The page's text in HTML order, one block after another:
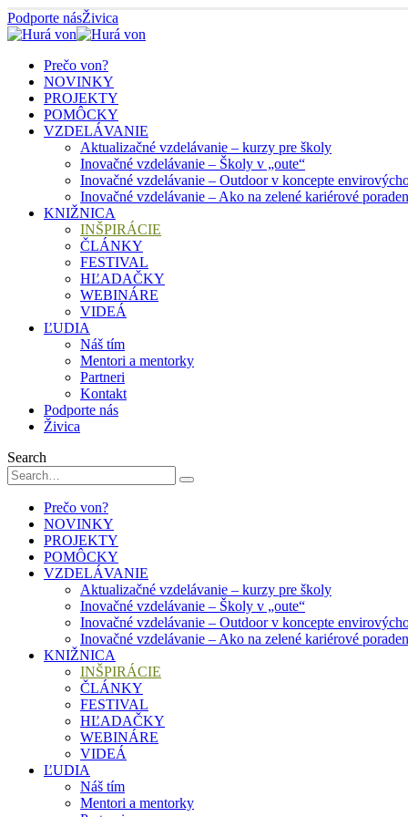
Podporte násŽivica
Prečo von?
NOVINKY
PROJEKTY
POMÔCKY
VZDELÁVANIE
Aktualizačné vzdelávanie – kurzy pre školy
Inovačné vzdelávanie – Školy v „oute“
Inovačné vzdelávanie – Outdoor v koncepte
Inovačné vzdelávanie – Ako na zelené kariérové
KNIŽNICA
INŠPIRÁCIE
ČLÁNKY
FESTIVAL
HĽADAČKY
WEBINÁRE
VIDEÁ
ĽUDIA
Náš tím
Mentori a mentorky
Partneri
Kontakt
Podporte nás
Živica
Search
Prečo von?
NOVINKY
PROJEKTY
POMÔCKY
VZDELÁVANIE
Aktualizačné vzdelávanie – kurzy pre školy
Inovačné vzdelávanie – Školy v „oute“
Inovačné vzdelávanie – Outdoor v koncepte
Inovačné vzdelávanie – Ako na zelené kariérové
KNIŽNICA
INŠPIRÁCIE
ČLÁNKY
FESTIVAL
HĽADAČKY
WEBINÁRE
VIDEÁ
ĽUDIA
Náš tím
Mentori a mentorky